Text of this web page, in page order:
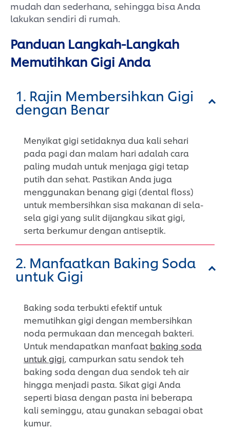
diperkaya Blue-HAP yang memutihkan
sekaligus memperbarui enamel barrier.
Clinically Proven Technology Patented
by Pepsodent, yang memberikan
kekuatan sekaligus kecerahan gigi sejak
pertama kali digunakan.
Untuk hasil maksimal, gunakan
bersama Pepsodent Ultra White
Protection Teeth Spray agar terlindung
mudah dan sederhana, sehingga bisa Anda
lakukan sendiri di rumah.
Panduan Langkah-Langkah
Memutihkan Gigi Anda
1. Rajin Membersihkan Gigi
dengan Benar
Menyikat gigi setidaknya dua kali sehari
pada pagi dan malam hari adalah cara
paling mudah untuk menjaga gigi tetap
putih dan sehat. Pastikan Anda juga
menggunakan benang gigi (dental floss)
untuk membersihkan sisa makanan di sela-
sela gigi yang sulit dijangkau sikat gigi,
serta berkumur dengan antiseptik.
2. Manfaatkan Baking Soda
untuk Gigi
Baking soda terbukti efektif untuk
memutihkan gigi dengan membersihkan
noda permukaan dan mencegah bakteri.
Untuk mendapatkan manfaat baking soda
untuk gigi, campurkan satu sendok teh
baking soda dengan dua sendok teh air
hingga menjadi pasta. Sikat gigi Anda
seperti biasa dengan pasta ini beberapa
kali seminggu, atau gunakan sebagai obat
kumur.